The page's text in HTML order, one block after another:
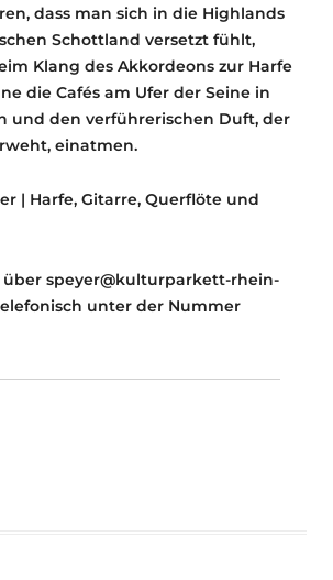
dass man sich in die Highlands
Schottland versetzt fühlt,
Klang des Akkordeons zur Harfe
die Cafés am Ufer der Seine in
und den verführerischen Duft, der
einatmen.
| Harfe, Gitarre, Querflöte und
über speyer@kulturparkett-rhein-
unter der Nummer